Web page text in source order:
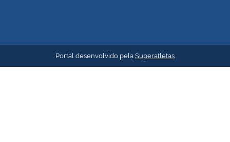
Portal desenvolvido pela Superatletas